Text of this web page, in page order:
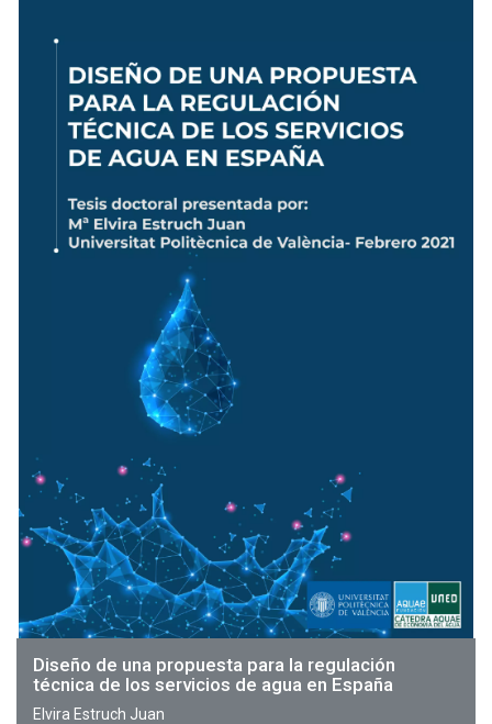
Diseño de una propuesta para la regulación
técnica de los servicios de agua en España
Elvira Estruch Juan